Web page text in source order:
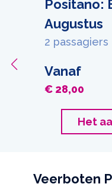
Positano:
Augustus
2 passagiers
Vanaf
€ 28,00
Het
Veerboten